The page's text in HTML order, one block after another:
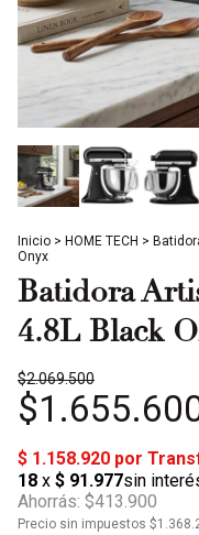
Inicio > HOME TECH >
Onyx
Batidora
4.8L Black
$2.069.500
Ahorrás: $413.900
Precio sin impuestos